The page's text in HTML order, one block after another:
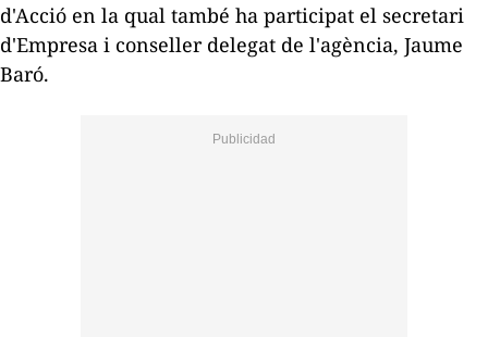
d'Acció en la qual també ha participat el secretari
d'Empresa i conseller delegat de l'agència, Jaume
Baró.